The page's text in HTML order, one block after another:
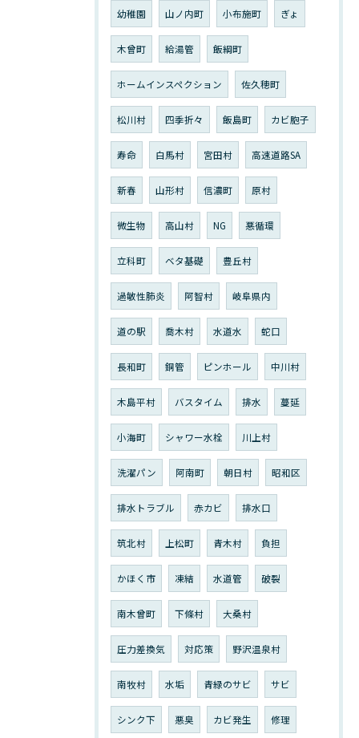
幼稚園 山ノ内町 小布施町 ぎょ
木曾町 給湯管 飯綱町
ホームインスペクション 佐久穂町
松川村 四季折々 飯島町 カビ胞子
寿命 白馬村 宮田村 高速道路SA
新春 山形村 信濃町 原村
微生物 高山村 NG 悪循環
立科町 ベタ基礎 豊丘村
過敏性肺炎 阿智村 岐阜県内
道の駅 喬木村 水道水 蛇口
長和町 銅管 ピンホール 中川村
木島平村 バスタイム 排水 蔓延
小海町 シャワー水栓 川上村
洗濯パン 阿南町 朝日村 昭和区
排水トラブル 赤カビ 排水口
筑北村 上松町 青木村 負担
かほく市 凍結 水道管 破裂
南木曾町 下條村 大桑村
圧力差換気 対応策 野沢温泉村
南牧村 水垢 青緑のサビ サビ
シンク下 悪臭 カビ発生 修理